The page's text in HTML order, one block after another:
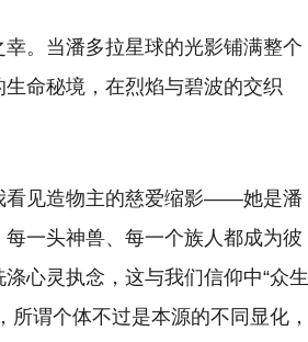
。当潘多拉星球的光影铺满整个
命秘境，在烈焰与碧波的交织
看见造物主的慈爱缩影——她是潘
一头神兽、每一个族人都成为彼
心灵执念，这与我们信仰中“众生
所谓个体不过是本源的不同显化，